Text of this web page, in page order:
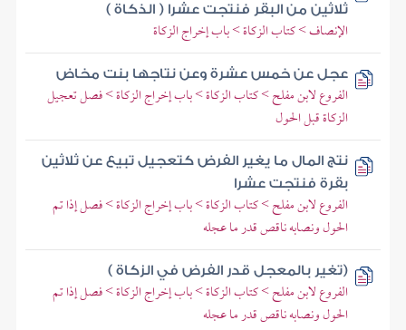
ثلاثين من البقر فنتجت عشرا ( الذكاة )
الإنصاف > كتاب الزكاة > باب إخراج الزكاة
عجل عن خمس عشرة وعن نتاجها بنت مخاض
الفروع لابن مفلح > كتاب الزكاة > باب إخراج الزكاة > فصل تعجيل
الزكاة قبل الحول
نتج المال ما يغير الفرض كتعجيل تبيع عن ثلاثين
بقرة فنتجت عشرا
الفروع لابن مفلح > كتاب الزكاة > باب إخراج الزكاة > فصل إذا تم
الحول ونصابه ناقص قدر ما عجله
(تغير بالمعجل قدر الفرض في الزكاة )
الفروع لابن مفلح > كتاب الزكاة > باب إخراج الزكاة > فصل إذا تم
الحول ونصابه ناقص قدر ما عجله